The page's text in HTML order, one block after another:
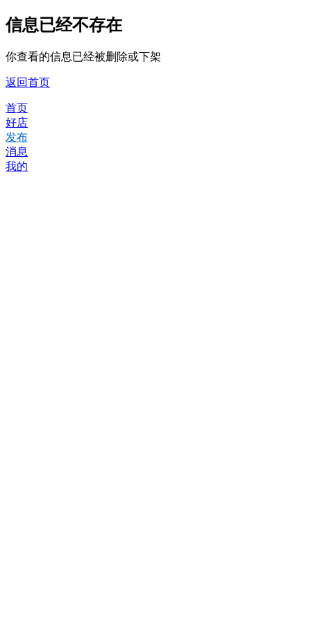
信息已经不存在
你查看的信息已经被删除或下架
返回首页
首页
好店
发布
消息
我的